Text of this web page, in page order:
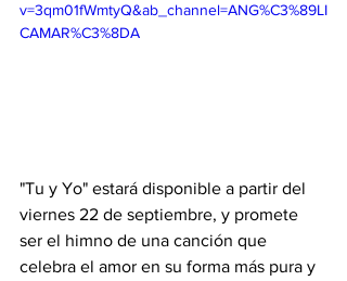
v=3qm01fWmtyQ&ab_channel=ANG%C3%89LI
CAMAR%C3%8DA
"Tu y Yo" estará disponible a partir del
viernes 22 de septiembre, y promete
ser el himno de una canción que
celebra el amor en su forma más pura y